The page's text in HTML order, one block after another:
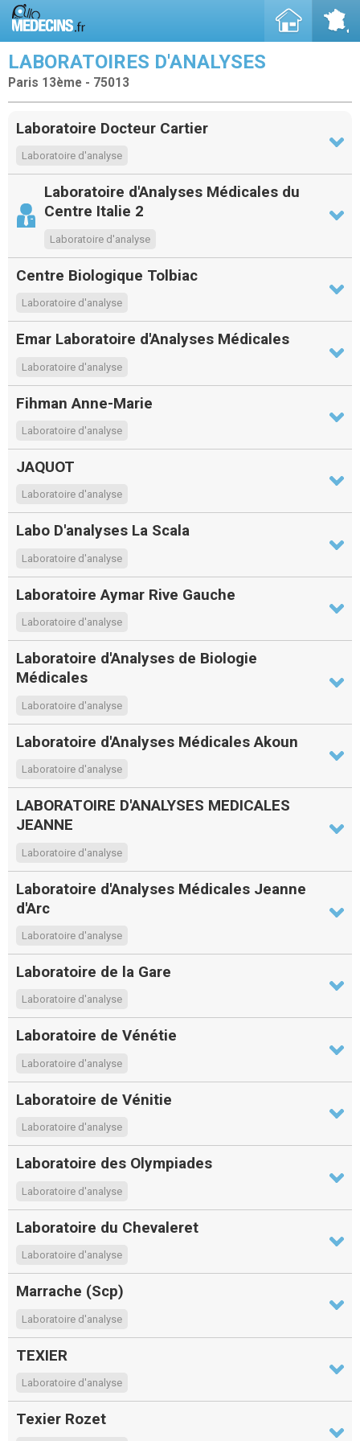
LABORATOIRES D'ANALYSES
Paris 13ème - 75013
Laboratoire Docteur Cartier
Laboratoire d'analyse
Laboratoire d'Analyses Médicales du
Centre Italie 2
Laboratoire d'analyse
Centre Biologique Tolbiac
Laboratoire d'analyse
Emar Laboratoire d'Analyses Médicales
Laboratoire d'analyse
Fihman Anne-Marie
Laboratoire d'analyse
JAQUOT
Laboratoire d'analyse
Labo D'analyses La Scala
Laboratoire d'analyse
Laboratoire Aymar Rive Gauche
Laboratoire d'analyse
Laboratoire d'Analyses de Biologie
Médicales
Laboratoire d'analyse
Laboratoire d'Analyses Médicales Akoun
Laboratoire d'analyse
LABORATOIRE D'ANALYSES MEDICALES
JEANNE
Laboratoire d'analyse
Laboratoire d'Analyses Médicales Jeanne
d'Arc
Laboratoire d'analyse
Laboratoire de la Gare
Laboratoire d'analyse
Laboratoire de Vénétie
Laboratoire d'analyse
Laboratoire de Vénitie
Laboratoire d'analyse
Laboratoire des Olympiades
Laboratoire d'analyse
Laboratoire du Chevaleret
Laboratoire d'analyse
Marrache (Scp)
Laboratoire d'analyse
TEXIER
Laboratoire d'analyse
Texier Rozet